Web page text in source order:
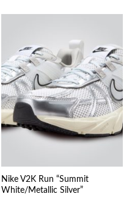
Nike V2K Run “Summit
White/Metallic Silver”